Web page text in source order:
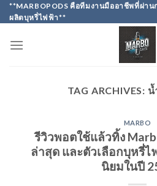
Skip
to
**MARBOPODS คือทีมงานมืออาชีพที่ผ่า
ผลิตบุหรี่ไฟฟ้า**
TAG ARCHIVES: น้
MARBO
รีวิวพอตใช้แล้วทิ้ง
ล่าสุด และตัวเลือกบุหรี่
นิยมในปี